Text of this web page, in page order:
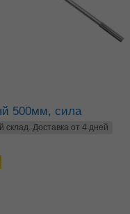
склад. Доставка от 4 дней